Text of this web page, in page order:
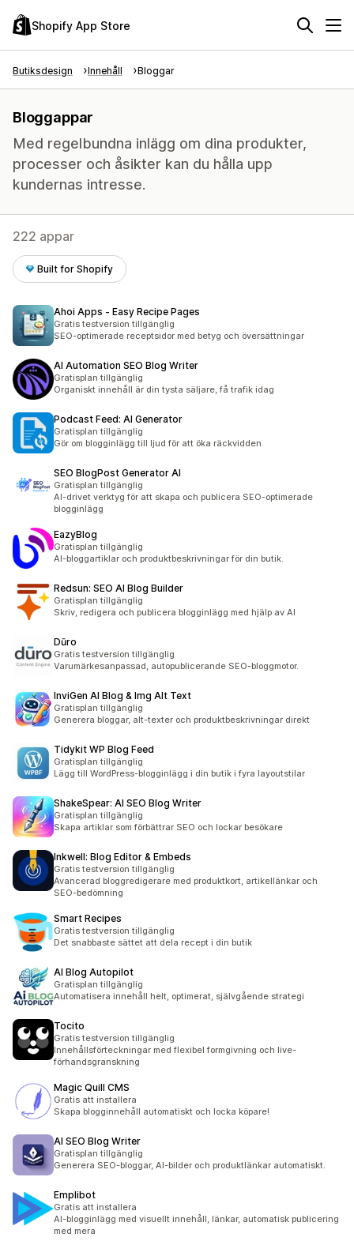
Shopify App Store
Butiksdesign Innehåll Bloggar
Bloggappar
Med regelbundna inlägg om dina produkter,
processer och åsikter kan du hålla upp
kundernas intresse.
222 appar
Built for Shopify
Ahoi Apps ‑ Easy Recipe Pages
Gratis testversion tillgänglig
SEO-optimerade receptsidor med betyg och översättningar
AI Automation SEO Blog Writer
Gratisplan tillgänglig
Organiskt innehåll är din tysta säljare, få trafik idag
Podcast Feed: AI Generator
Gratisplan tillgänglig
Gör om blogginlägg till ljud för att öka räckvidden.
SEO BlogPost Generator AI
Gratisplan tillgänglig
AI-drivet verktyg för att skapa och publicera SEO-optimerade
blogginlägg
EazyBlog
Gratisplan tillgänglig
AI-bloggartiklar och produktbeskrivningar för din butik.
Redsun: SEO AI Blog Builder
Gratisplan tillgänglig
Skriv, redigera och publicera blogginlägg med hjälp av AI
Dūro
Gratis testversion tillgänglig
Varumärkesanpassad, autopublicerande SEO-bloggmotor.
InviGen AI Blog & Img Alt Text
Gratisplan tillgänglig
Generera bloggar, alt-texter och produktbeskrivningar direkt
Tidykit WP Blog Feed
Gratisplan tillgänglig
Lägg till WordPress-blogginlägg i din butik i fyra layoutstilar
ShakeSpear: AI SEO Blog Writer
Gratisplan tillgänglig
Skapa artiklar som förbättrar SEO och lockar besökare
Inkwell: Blog Editor & Embeds
Gratis testversion tillgänglig
Avancerad bloggredigerare med produktkort, artikellänkar och
SEO-bedömning
Smart Recipes
Gratis testversion tillgänglig
Det snabbaste sättet att dela recept i din butik
AI Blog Autopilot
Gratisplan tillgänglig
Automatisera innehåll helt, optimerat, självgående strategi
Tocito
Gratis testversion tillgänglig
Innehållsförteckningar med flexibel formgivning och live-
förhandsgranskning
Magic Quill CMS
Gratis att installera
Skapa blogginnehåll automatiskt och locka köpare!
AI SEO Blog Writer
Gratisplan tillgänglig
Generera SEO-bloggar, AI-bilder och produktlänkar automatiskt.
Emplibot
Gratis att installera
AI-blogginlägg med visuellt innehåll, länkar, automatisk publicering
med mera